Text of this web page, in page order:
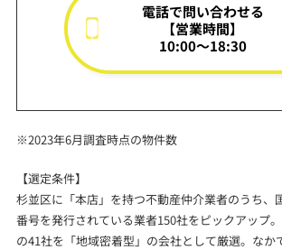
電話で問い合わせる
【営業時間】
10:00～18:30
※2023年6月調査時点の物件数
【選定条件】
杉並区に「本店」を持つ不動産仲介業者のうち、
番号を発行されている業者150社をピックアップ
の41社を「地域密着型」の会社として厳選。なか